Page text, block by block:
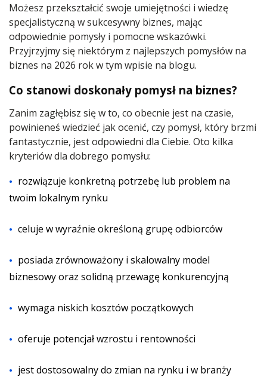
Możesz przekształcić swoje umiejętności i wiedzę
specjalistyczną w sukcesywny biznes, mając
odpowiednie pomysły i pomocne wskazówki.
Przyjrzyjmy się niektórym z najlepszych pomysłów na
biznes na 2026 rok w tym wpisie na blogu.
Co stanowi doskonały pomysł na biznes?
Zanim zagłębisz się w to, co obecnie jest na czasie,
powinieneś wiedzieć jak ocenić, czy pomysł, który brzmi
fantastycznie, jest odpowiedni dla Ciebie. Oto kilka
kryteriów dla dobrego pomysłu:
rozwiązuje konkretną potrzebę lub problem na
twoim lokalnym rynku
celuje w wyraźnie określoną grupę odbiorców
posiada zrównoważony i skalowalny model
biznesowy oraz solidną przewagę konkurencyjną
wymaga niskich kosztów początkowych
oferuje potencjał wzrostu i rentowności
jest dostosowalny do zmian na rynku i w branży